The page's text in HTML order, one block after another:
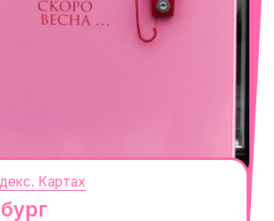
ПРИГЛАШЕНИЯ
И АНОНСЫ НОВИНОК